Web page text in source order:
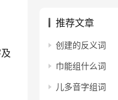
推荐文章
创建的反义词
巾能组什么词
儿多音字组词